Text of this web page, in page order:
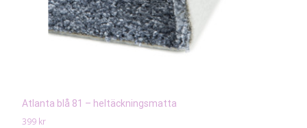
Atlanta blå 81 – heltäckningsmatta
399 kr